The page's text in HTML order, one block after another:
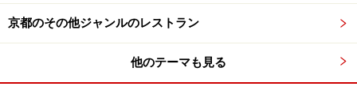
京都のその他ジャンルのレストラン
他のテーマも見る